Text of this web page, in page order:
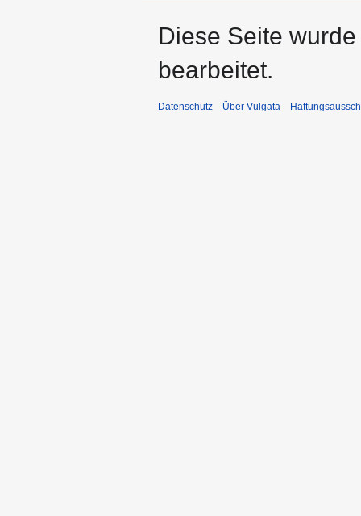
Diese Seite
bearbeitet.
Datenschutz Über Vulgata